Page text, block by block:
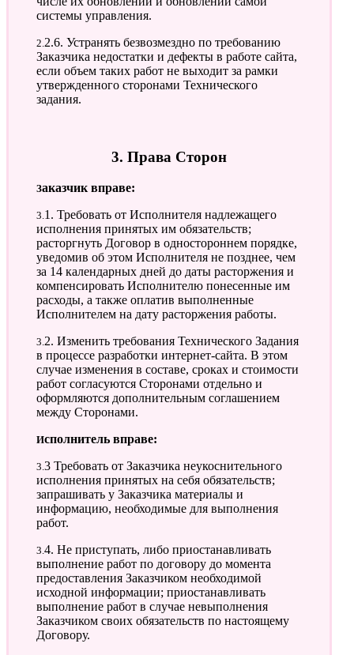
системы управления.
2.2.6. Устранять безвозмездно по требованию
Заказчика недостатки и дефекты в работе сайта,
если объем таких работ не выходит за рамки
утвержденного сторонами Технического
задания.
3. Права Сторон
Заказчик вправе:
3.1. Требовать от Исполнителя надлежащего
исполнения принятых им обязательств;
расторгнуть Договор в одностороннем порядке,
уведомив об этом Исполнителя не позднее, чем
за 14 календарных дней до даты расторжения и
компенсировать Исполнителю понесенные им
расходы, а также оплатив выполненные
Исполнителем на дату расторжения работы.
3.2. Изменить требования Технического Задания
в процессе разработки интернет-сайта. В этом
случае изменения в составе, сроках и стоимости
работ согласуются Сторонами отдельно и
оформляются дополнительным соглашением
между Сторонами.
Исполнитель вправе:
3.3 Требовать от Заказчика неукоснительного
исполнения принятых на себя обязательств;
запрашивать у Заказчика материалы и
информацию, необходимые для выполнения
работ.
3.4. Не приступать, либо приостанавливать
выполнение работ по договору до момента
предоставления Заказчиком необходимой
исходной информации; приостанавливать
выполнение работ в случае невыполнения
Заказчиком своих обязательств по настоящему
Договору.